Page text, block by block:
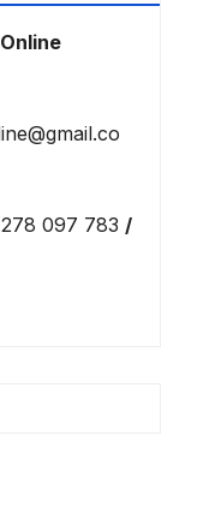
097 783 /